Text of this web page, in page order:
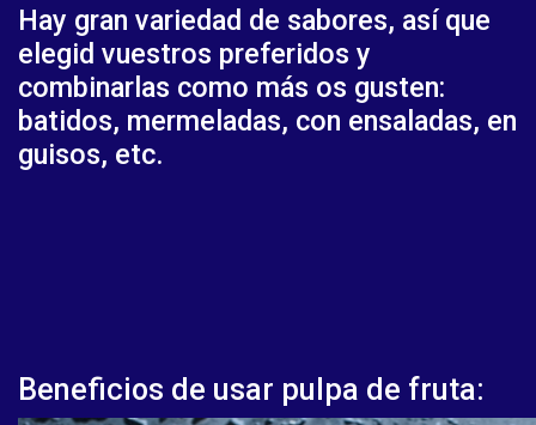
Hay gran variedad de sabores, así que
elegid vuestros preferidos y
combinarlas como más os gusten:
batidos, mermeladas, con ensaladas, en
guisos, etc.
Beneficios de usar pulpa de fruta: